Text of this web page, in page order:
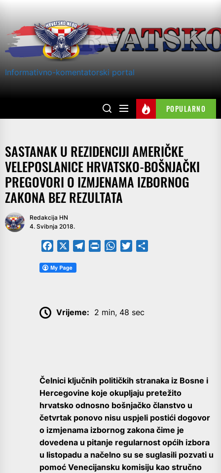
content
Informativno-komentatorski portal
POPULARNO
SASTANAK U REZIDENCIJI AMERIČKE
VELEPOSLANICE HRVATSKO-BOŠNJAČKI
PREGOVORI O IZMJENAMA IZBORNOG
ZAKONA BEZ REZULTATA
Redakcija HN
4. Svibnja 2018.
Facebook TelegramPrintFriendly
WhatsApp
Twitter
Vrijeme: 2 min, 48 sec
Čelnici ključnih političkih stranaka iz Bosne i
Hercegovine koje okupljaju pretežito
hrvatsko odnosno bošnjačko članstvo u
četvrtak ponovo nisu uspjeli postići dogovor
o izmjenama izbornog zakona čime je
dovedena u pitanje regularnost općih izbora
u listopadu a načelno su se suglasili pozvati u
pomoć Venecijansku komisiju kao stručno